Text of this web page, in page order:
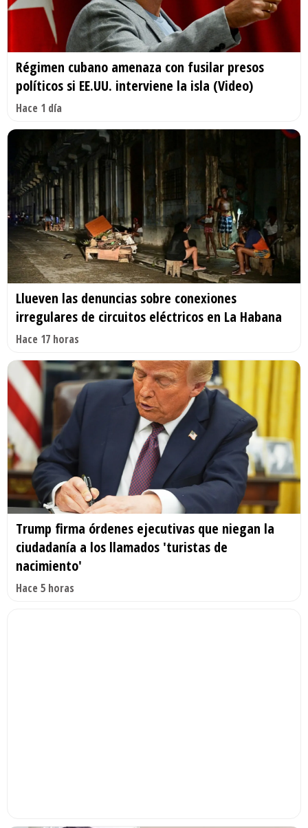
Régimen cubano amenaza con fusilar presos
políticos si EE.UU. interviene la isla (Video)
Hace 1 día
Llueven las denuncias sobre conexiones
irregulares de circuitos eléctricos en La Habana
Hace 17 horas
Trump firma órdenes ejecutivas que niegan la
ciudadanía a los llamados 'turistas de
nacimiento'
Hace 5 horas